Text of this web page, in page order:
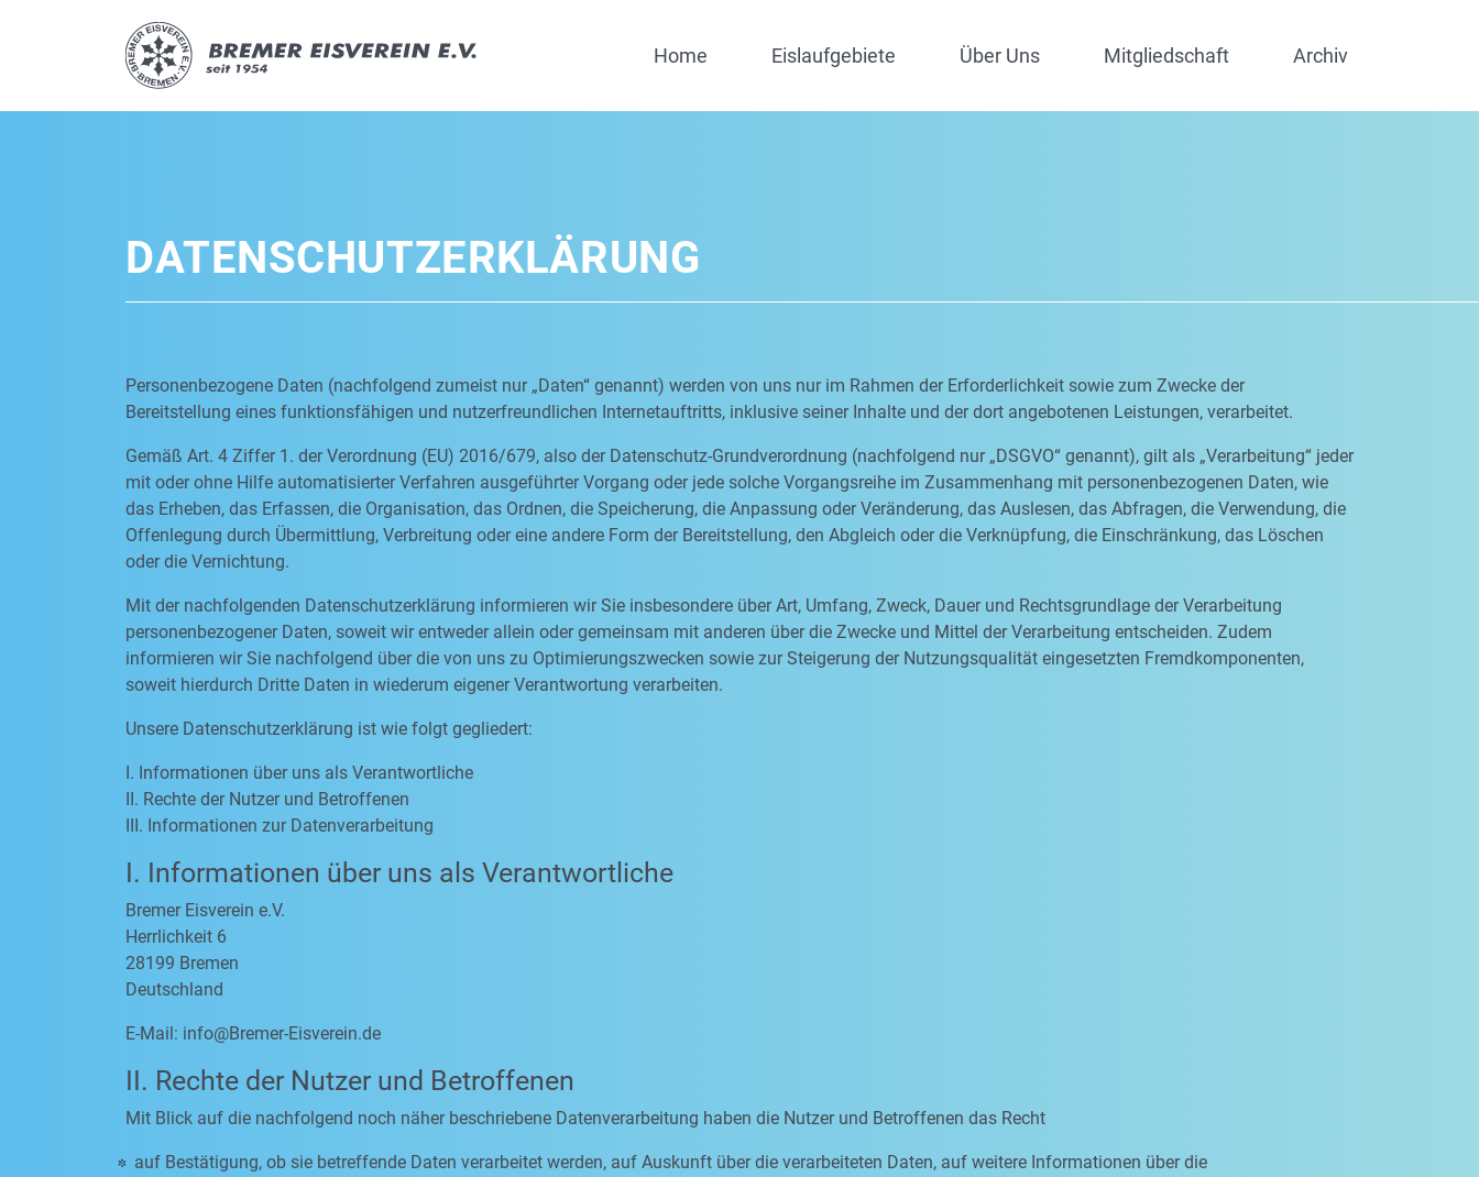
Home Eislaufgebiete Über Uns Mitgliedschaft Archiv
DATENSCHUTZERKLÄRUNG
Personenbezogene Daten (nachfolgend zumeist nur „Daten“ genannt) werden von uns nur im Rahmen der Erforderlichkeit sowie zum Zwecke der
Bereitstellung eines funktionsfähigen und nutzerfreundlichen Internetauftritts, inklusive seiner Inhalte und der dort angebotenen Leistungen, verarbeitet.
Gemäß Art. 4 Ziffer 1. der Verordnung (EU) 2016/679, also der Datenschutz-Grundverordnung (nachfolgend nur „DSGVO“ genannt), gilt als „Verarbeitung“ jeder
mit oder ohne Hilfe automatisierter Verfahren ausgeführter Vorgang oder jede solche Vorgangsreihe im Zusammenhang mit personenbezogenen Daten, wie
das Erheben, das Erfassen, die Organisation, das Ordnen, die Speicherung, die Anpassung oder Veränderung, das Auslesen, das Abfragen, die Verwendung, die
Offenlegung durch Übermittlung, Verbreitung oder eine andere Form der Bereitstellung, den Abgleich oder die Verknüpfung, die Einschränkung, das Löschen
oder die Vernichtung.
Mit der nachfolgenden Datenschutzerklärung informieren wir Sie insbesondere über Art, Umfang, Zweck, Dauer und Rechtsgrundlage der Verarbeitung
personenbezogener Daten, soweit wir entweder allein oder gemeinsam mit anderen über die Zwecke und Mittel der Verarbeitung entscheiden. Zudem
informieren wir Sie nachfolgend über die von uns zu Optimierungszwecken sowie zur Steigerung der Nutzungsqualität eingesetzten Fremdkomponenten,
soweit hierdurch Dritte Daten in wiederum eigener Verantwortung verarbeiten.
Unsere Datenschutzerklärung ist wie folgt gegliedert:
I. Informationen über uns als Verantwortliche
II. Rechte der Nutzer und Betroffenen
III. Informationen zur Datenverarbeitung
I. Informationen über uns als Verantwortliche
Bremer Eisverein e.V.
Herrlichkeit 6
28199 Bremen
Deutschland
E-Mail: info@Bremer-Eisverein.de
II. Rechte der Nutzer und Betroffenen
Mit Blick auf die nachfolgend noch näher beschriebene Datenverarbeitung haben die Nutzer und Betroffenen das Recht
auf Bestätigung, ob sie betreffende Daten verarbeitet werden, auf Auskunft über die verarbeiteten Daten, auf weitere Informationen über die